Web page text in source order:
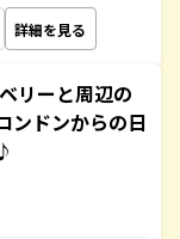
詳細を見る
リーと周辺の
ンドンからの日